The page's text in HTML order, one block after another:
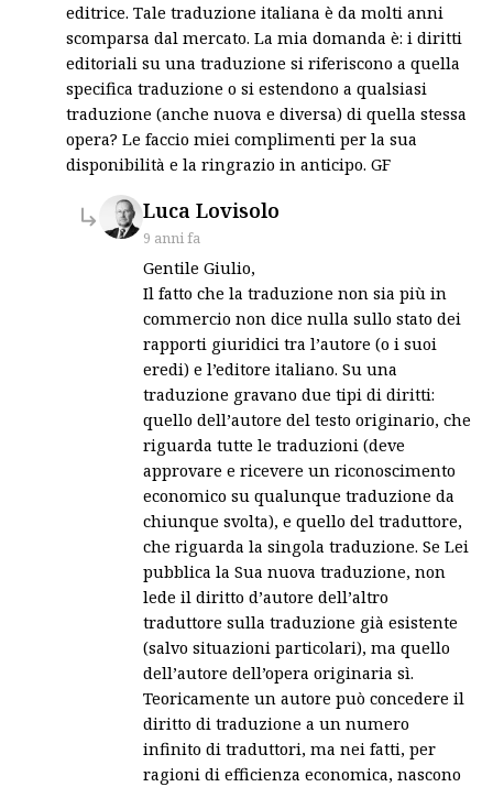
editrice. Tale traduzione italiana è da molti anni
scomparsa dal mercato. La mia domanda è: i diritti
editoriali su una traduzione si riferiscono a quella
specifica traduzione o si estendono a qualsiasi
traduzione (anche nuova e diversa) di quella stessa
opera? Le faccio miei complimenti per la sua
disponibilità e la ringrazio in anticipo. GF
Luca Lovisolo
9 anni fa
Gentile Giulio,
Il fatto che la traduzione non sia più in
commercio non dice nulla sullo stato dei
rapporti giuridici tra l’autore (o i suoi
eredi) e l’editore italiano. Su una
traduzione gravano due tipi di diritti:
quello dell’autore del testo originario, che
riguarda tutte le traduzioni (deve
approvare e ricevere un riconoscimento
economico su qualunque traduzione da
chiunque svolta), e quello del traduttore,
che riguarda la singola traduzione. Se Lei
pubblica la Sua nuova traduzione, non
lede il diritto d’autore dell’altro
traduttore sulla traduzione già esistente
(salvo situazioni particolari), ma quello
dell’autore dell’opera originaria sì.
Teoricamente un autore può concedere il
diritto di traduzione a un numero
infinito di traduttori, ma nei fatti, per
ragioni di efficienza economica, nascono